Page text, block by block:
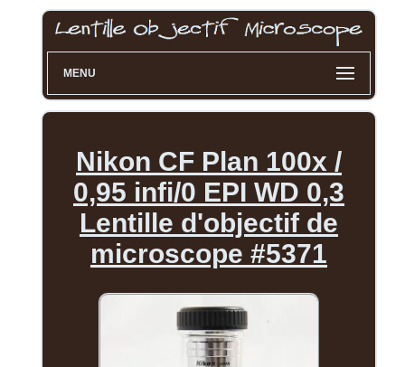
MENU
Nikon CF Plan 100x /
0,95 infi/0 EPI WD 0,3
Lentille d'objectif de
microscope #5371